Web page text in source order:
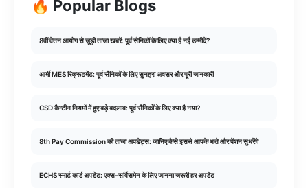
🔥 Popular Blogs
8वीं वेतन आयोग से जुड़ी ताजा खबरें: पूर्व सैनिकों के लिए क्या है नई उम्मीदें?
आर्मी MES रिक्रूटमेंट: पूर्व सैनिकों के लिए सुनहरा अवसर और पूरी जानकारी
CSD कैन्टीन नियमों में हुए बड़े बदलाव: पूर्व सैनिकों के लिए क्या है नया?
8th Pay Commission की ताजा अपडेट्स: जानिए कैसे इससे आपके भत्ते और पेंशन सुधरेंगे
ECHS स्मार्ट कार्ड अपडेट: एक्स-सर्विसमेन के लिए जानना जरूरी हर अपडेट